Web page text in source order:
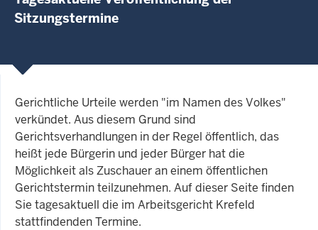
Sitzungstermine
Gerichtliche Urteile werden "im Namen des Volkes"
verkündet. Aus diesem Grund sind
Gerichtsverhandlungen in der Regel öffentlich, das
heißt jede Bürgerin und jeder Bürger hat die
Möglichkeit als Zuschauer an einem öffentlichen
Gerichtstermin teilzunehmen. Auf dieser Seite finden
Sie tagesaktuell die im Arbeitsgericht Krefeld
stattfindenden Termine.